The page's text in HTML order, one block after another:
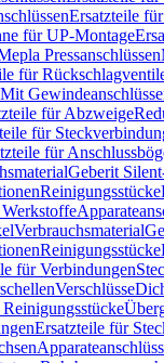
Ersatzteile
für UP-Montage
Pressanschlüssen
für
Mit
für Abzweige
für
für
Geberit
Reinigungsstücke
Verbrauchsmaterial
Reinigungsstücke
für Verbindungen
Verschlüsse
Ersatzteile für